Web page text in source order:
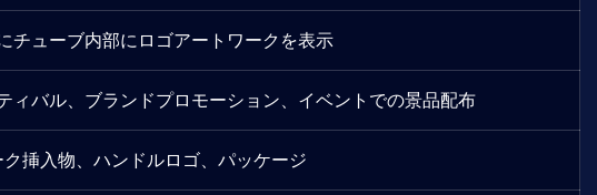
チューブ内部にロゴアートワークを表示
ィバル、ブランドプロモーション、イベントでの景品配布
挿入物、ハンドルロゴ、パッケージ